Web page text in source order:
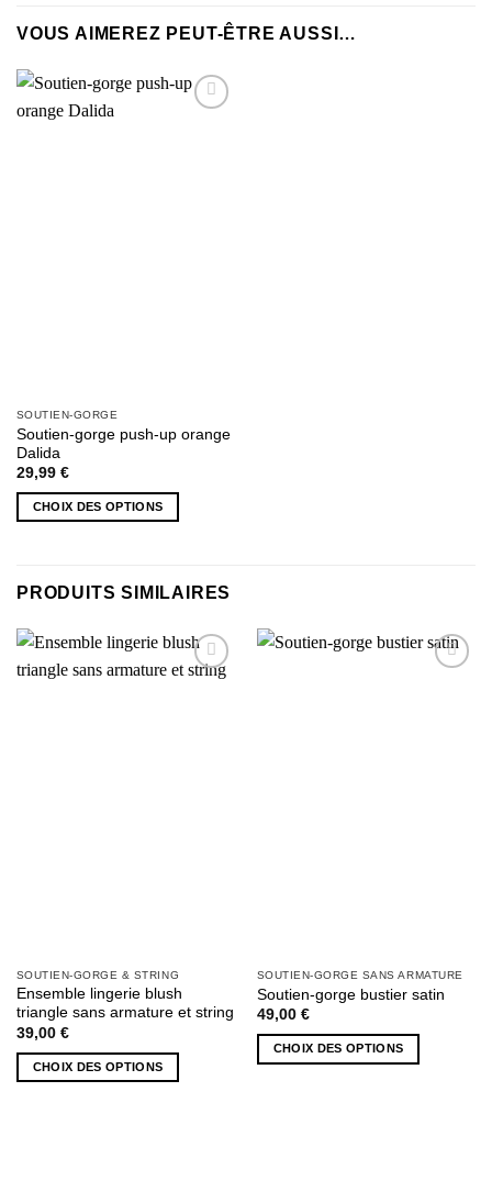
VOUS AIMEREZ PEUT-ÊTRE AUSSI…
SOUTIEN-GORGE
Soutien-gorge push-up orange
Dalida
29,99 €
CHOIX DES OPTIONS
plusieurs
variations.
Les
options
PRODUITS SIMILAIRES
SOUTIEN-GORGE & STRING
Ensemble lingerie blush
triangle sans armature et string
39,00 €
CHOIX DES OPTIONS
SOUTIEN-GORGE SANS ARMATURE
Soutien-gorge bustier satin
49,00 €
CHOIX DES OPTIONS